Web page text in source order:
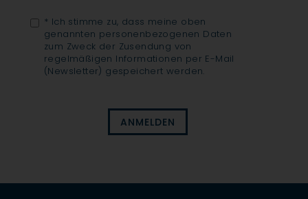
* Ich stimme zu, dass meine oben
genannten personenbezogenen Daten
zum Zweck der Zusendung von
regelmäßigen Informationen per E-Mail
(Newsletter) gespeichert werden.
ANMELDEN